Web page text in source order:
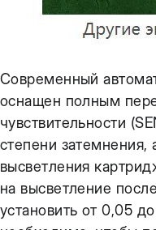
Современный
оснащен полным
чувствительности
степени
высветления
на высветление
установить от 0,05